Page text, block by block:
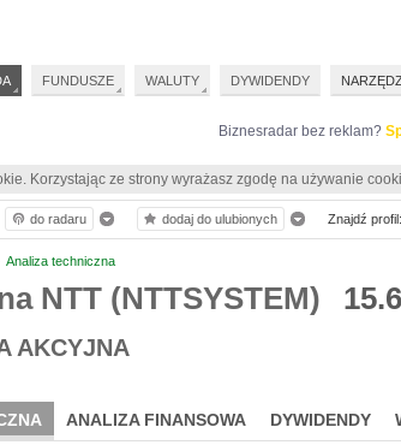
Biznesradar bez reklam?
Korzystając ze strony wyrażasz zgodę na używanie
Analiza techniczna
NTT (NTTSYSTEM)
AKCYJNA
ANALIZA FINANSOWA DYWIDENDY
do radaru dodaj do ulubionych Znajdź profil:
FUNDUSZE WALUTY DYWIDENDY